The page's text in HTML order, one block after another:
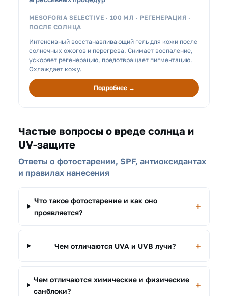
MESOFORIA SELECTIVE · 100 МЛ · РЕГЕНЕРАЦИЯ ·
ПОСЛЕ СОЛНЦА
Интенсивный восстанавливающий гель для кожи после
солнечных ожогов и перегрева. Снимает воспаление,
ускоряет регенерацию, предотвращает пигментацию.
Охлаждает кожу.
Подробнее →
Частые вопросы о вреде солнца и
UV-защите
Ответы о фотостарении, SPF, антиоксидантах
и правилах нанесения
Что такое фотостарение и как оно
проявляется?
Чем отличаются UVA и UVB лучи?
Чем отличаются химические и физические
санблоки?